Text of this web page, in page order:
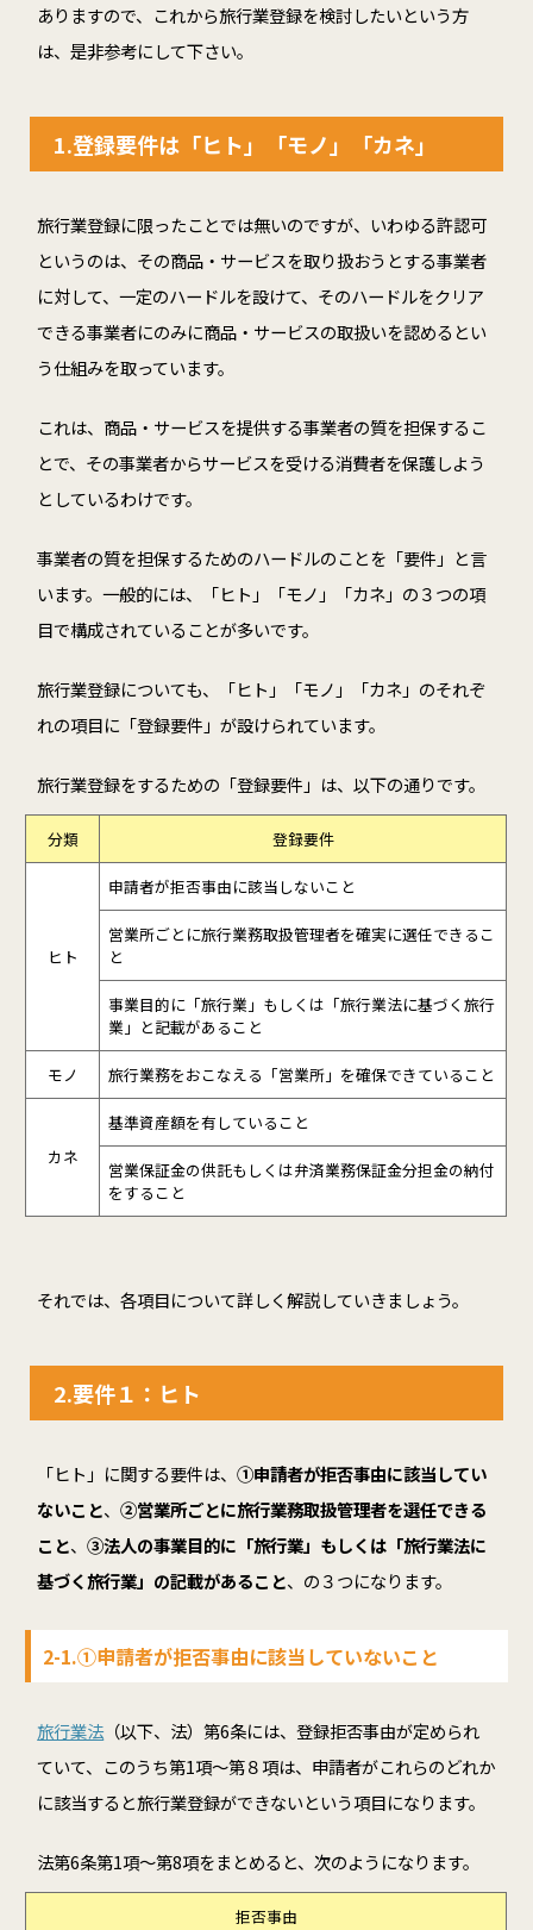
ありますので、これから旅行業登録を検討したいという方
は、是非参考にして下さい。
1.登録要件は「ヒト」「モノ」「カネ」
旅行業登録に限ったことでは無いのですが、いわゆる許認可
というのは、その商品・サービスを取り扱おうとする事業者
に対して、一定のハードルを設けて、そのハードルをクリア
できる事業者にのみに商品・サービスの取扱いを認めるとい
う仕組みを取っています。
これは、商品・サービスを提供する事業者の質を担保するこ
とで、その事業者からサービスを受ける消費者を保護しよう
としているわけです。
事業者の質を担保するためのハードルのことを「要件」と言
います。一般的には、「ヒト」「モノ」「カネ」の３つの項
目で構成されていることが多いです。
旅行業登録についても、「ヒト」「モノ」「カネ」のそれぞ
れの項目に「登録要件」が設けられています。
旅行業登録をするための「登録要件」は、以下の通りです。
分類 登録要件
ヒト
申請者が拒否事由に該当しないこと
営業所ごとに旅行業務取扱管理者を確実に選任できるこ
と
事業目的に「旅行業」もしくは「旅行業法に基づく旅行
業」と記載があること
モノ 旅行業務をおこなえる「営業所」を確保できていること
カネ
基準資産額を有していること
営業保証金の供託もしくは弁済業務保証金分担金の納付
をすること
それでは、各項目について詳しく解説していきましょう。
2.要件１：ヒト
「ヒト」に関する要件は、①申請者が拒否事由に該当してい
ないこと、②営業所ごとに旅行業務取扱管理者を選任できる
こと、③法人の事業目的に「旅行業」もしくは「旅行業法に
基づく旅行業」の記載があること、の３つになります。
2-1.①申請者が拒否事由に該当していないこと
旅行業法 （以下、法）第6条には、登録拒否事由が定められ
ていて、このうち第1項～第８項は、申請者がこれらのどれか
に該当すると旅行業登録ができないという項目になります。
法第6条第1項～第8項をまとめると、次のようになります。
拒否事由